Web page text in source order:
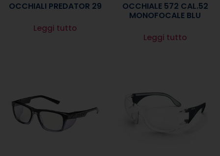
OCCHIALI PREDATOR 29
Leggi tutto
OCCHIALE 572 CAL.52
MONOFOCALE BLU
Leggi tutto